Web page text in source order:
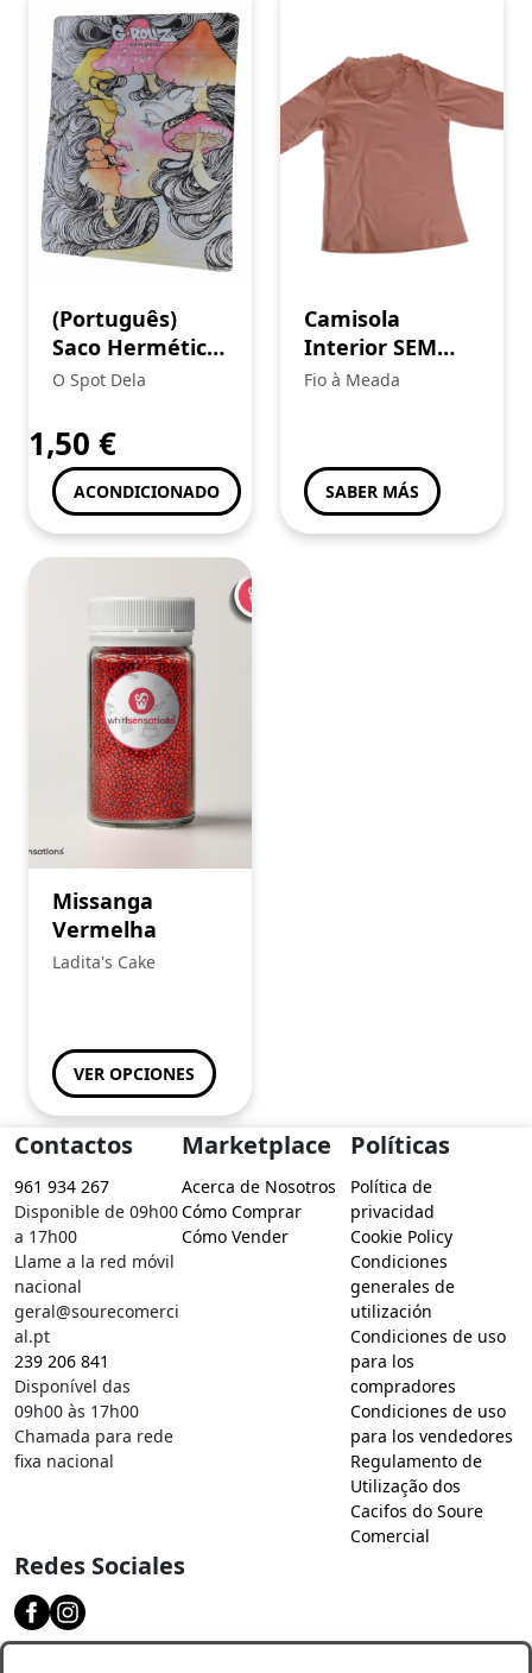
(Português)
Saco Hermético
“Mushroom
O Spot Dela
1,50 €
ACONDICIONADO
Camisola
Interior SEM
PREÇO
Fio à Meada
SABER MÁS
Missanga
Vermelha
Ladita's Cake
VER OPCIONES
Contactos
961 934 267
Disponible de 09h00
a 17h00
Llame a la red móvil
nacional
geral@sourecomerci
al.pt
239 206 841
Disponível das
09h00 às 17h00
Chamada para rede
fixa nacional
Marketplace
Acerca de Nosotros
Cómo Comprar
Cómo Vender
Políticas
Política de
privacidad
Cookie Policy
Condiciones
generales de
utilización
Condiciones de uso
para los
compradores
Condiciones de uso
para los vendedores
Regulamento de
Utilização dos
Cacifos do Soure
Comercial
Redes Sociales